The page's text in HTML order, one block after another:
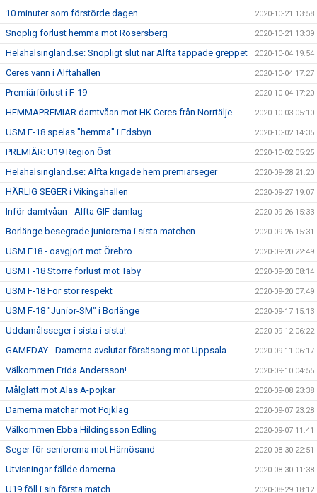
10 minuter som förstörde dagen 2020-10-21 13:58
Snöplig förlust hemma mot Rosersberg 2020-10-21 13:39
Helahälsingland.se: Snöpligt slut när Alfta tappade greppet 2020-10-04 19:54
Ceres vann i Alftahallen 2020-10-04 17:27
Premiärförlust i F-19 2020-10-04 17:20
HEMMAPREMIÄR damtvåan mot HK Ceres från Norrtälje 2020-10-03 05:10
USM F-18 spelas "hemma" i Edsbyn 2020-10-02 14:35
PREMIÄR: U19 Region Öst 2020-10-02 05:25
Helahälsingland.se: Alfta krigade hem premiärseger 2020-09-28 21:20
HÄRLIG SEGER i Vikingahallen 2020-09-27 19:07
Inför damtvåan - Alfta GIF damlag 2020-09-26 15:33
Borlänge besegrade juniorerna i sista matchen 2020-09-26 15:31
USM F18 - oavgjort mot Örebro 2020-09-20 22:49
USM F-18 Större förlust mot Täby 2020-09-20 08:14
USM F-18 För stor respekt 2020-09-20 07:49
USM F-18 "Junior-SM" i Borlänge 2020-09-17 15:13
Uddamålsseger i sista i sista! 2020-09-12 06:22
GAMEDAY - Damerna avslutar försäsong mot Uppsala 2020-09-11 06:17
Välkommen Frida Andersson! 2020-09-10 04:55
Målglatt mot Alas A-pojkar 2020-09-08 23:38
Damerna matchar mot Pojklag 2020-09-07 23:28
Välkommen Ebba Hildingsson Edling 2020-09-07 11:41
Seger för seniorerna mot Härnösand 2020-08-30 22:51
Utvisningar fällde damerna 2020-08-30 11:38
U19 föll i sin första match 2020-08-29 18:12